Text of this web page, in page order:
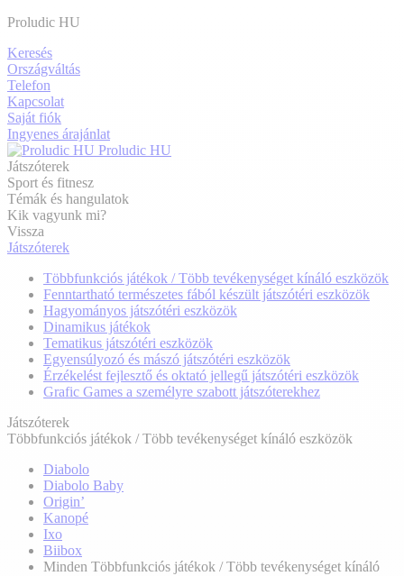
Proludic HU
Keresés
Országváltás
Telefon
Kapcsolat
Saját fiók
Ingyenes árajánlat
Proludic HU
Játszóterek
Sport és fitnesz
Témák és hangulatok
Kik vagyunk mi?
Vissza
Játszóterek
Többfunkciós játékok / Több tevékenységet kínáló eszközök
Fenntartható természetes fából készült játszótéri eszközök
Hagyományos játszótéri eszközök
Dinamikus játékok
Tematikus játszótéri eszközök
Egyensúlyozó és mászó játszótéri eszközök
Érzékelést fejlesztő és oktató jellegű játszótéri eszközök
Grafic Games a személyre szabott játszóterekhez
Játszóterek
Többfunkciós játékok / Több tevékenységet kínáló eszközök
Diabolo
Diabolo Baby
Origin’
Kanopé
Ixo
Biibox
Minden Többfunkciós játékok / Több tevékenységet kínáló